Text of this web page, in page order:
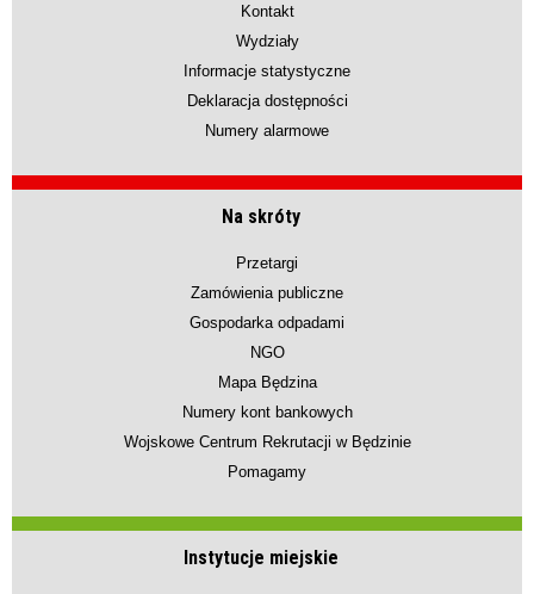
Kontakt
Wydziały
Informacje statystyczne
Deklaracja dostępności
Numery alarmowe
Na skróty
Przetargi
Zamówienia publiczne
Gospodarka odpadami
NGO
Mapa Będzina
Numery kont bankowych
Wojskowe Centrum Rekrutacji w Będzinie
Pomagamy
Instytucje miejskie